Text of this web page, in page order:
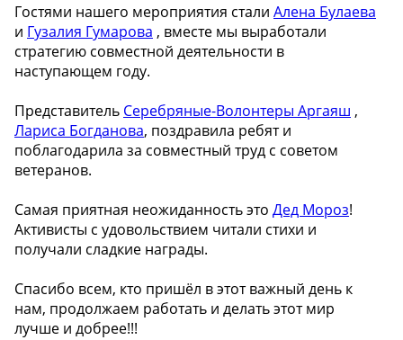
Гостями нашего мероприятия стали Алена Булаева
и Гузалия Гумарова , вместе мы выработали
стратегию совместной деятельности в
наступающем году.
Представитель Серебряные-Волонтеры Аргаяш ,
Лариса Богданова, поздравила ребят и
поблагодарила за совместный труд с советом
ветеранов.
Самая приятная неожиданность это Дед Мороз!
Активисты с удовольствием читали стихи и
получали сладкие награды.
Спасибо всем, кто пришёл в этот важный день к
нам, продолжаем работать и делать этот мир
лучше и добрее!!!